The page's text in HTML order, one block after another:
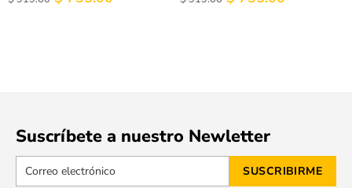
Suscríbete a nuestro Newletter